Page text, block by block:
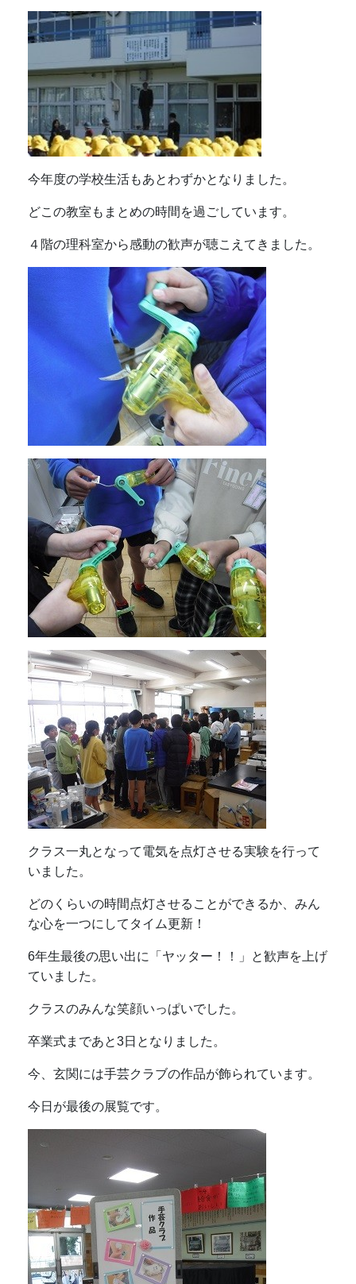
今年度の学校生活もあとわずかとなりました。
どこの教室もまとめの時間を過ごしています。
４階の理科室から感動の歓声が聴こえてきました。
クラス一丸となって電気を点灯させる実験を行って
いました。
どのくらいの時間点灯させることができるか、みん
な心を一つにしてタイム更新！
6年生最後の思い出に「ヤッター！！」と歓声を上げ
ていました。
クラスのみんな笑顔いっぱいでした。
卒業式まであと3日となりました。
今、玄関には手芸クラブの作品が飾られています。
今日が最後の展覧です。